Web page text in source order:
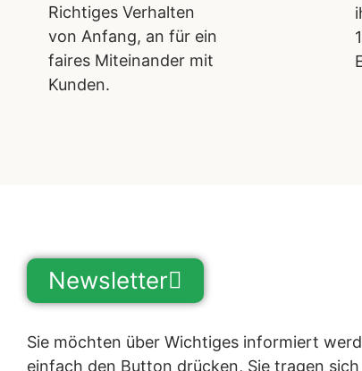
Richtiges Verhalten
von Anfang, an für ein
faires Miteinander mit
Kunden.
Newsletter
Sie möchten über Wichtiges informiert
einfach den Button drücken, Sie tragen